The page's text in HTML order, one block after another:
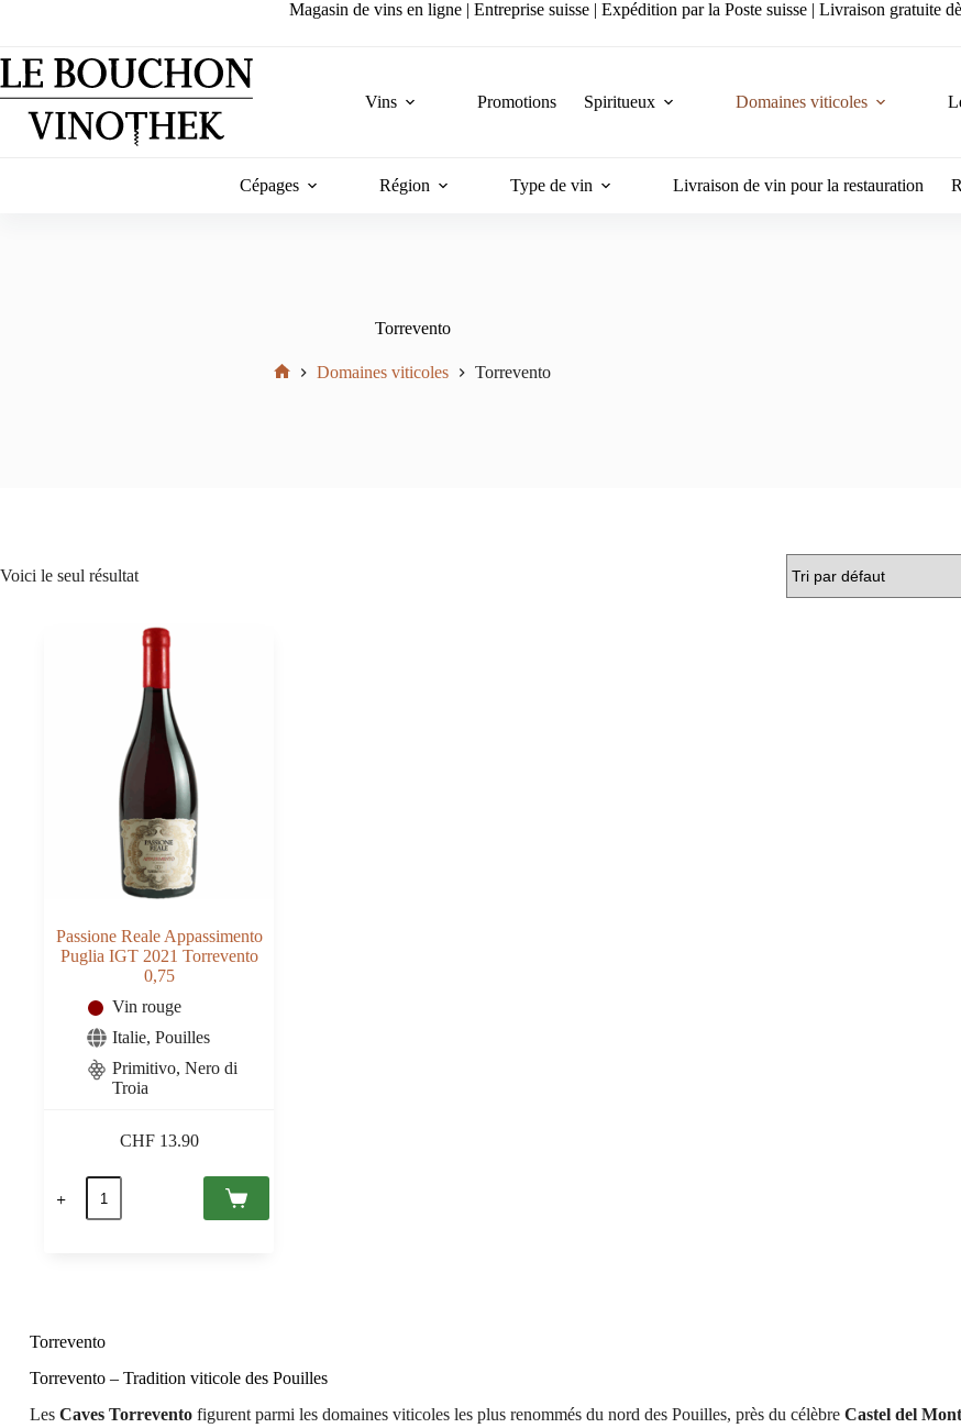
Magasin de vins en ligne | Entreprise suisse | Expédition par la Poste suisse | Livraison gratuite
Vins Promotions Spiritueux Domaines viticoles
Cépages Région Type de vin Livraison de vin pour la restauration
Torrevento
Domaines viticoles Torrevento
Voici le seul résultat
Passione Reale Appassimento
Puglia IGT 2021 Torrevento
0,75
Vin rouge
Italie, Pouilles
Primitivo, Nero di
Troia
CHF13.90
quantité
de
Passione
Torrevento
0,75
Torrevento
Torrevento – Tradition viticole des Pouilles
Les Caves Torreventofigurent parmi les domaines viticoles les plus renommés du nord des Pouilles, près du célèbre Castel del